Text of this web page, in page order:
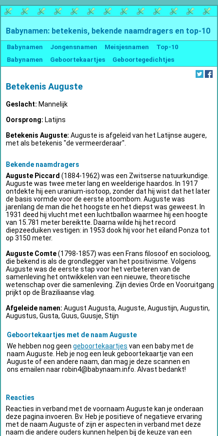
Babynamen: betekenis, bekende naamdragers en top-10
Babynamen Jongensnamen Meisjesnamen
Top-10
Babynamen
Geboortekaartjes Geboortegedichtjes
Betekenis Auguste
Geslacht: Mannelijk
Oorsprong: Latijns
Betekenis Auguste: Auguste is afgeleid van het Latijnse augere,
met als betekenis "de vermeerderaar".
Bekende naamdragers
Auguste Piccard (1884-1962) was een Zwitserse natuurkundige.
Auguste was twee meter lang en weelderige haardos. In 1917
ontdekte hij een uranium-isotoop, zonder dat hij wist dat het later
de basis vormde voor de eerste atoombom. Auguste was
jarenlang de man die het hoogste en het diepst was geweest. In
1931 deed hij vlucht met een luchtballon waarmee hij een hoogte
van 15.781 meter bereiktte. Daarna wilde hij het record
diepzeeduiken vestigen: in 1953 dook hij voor het eiland Ponza tot
op 3150 meter.
Auguste Comte(1798-1857) was een Frans filosoof en socioloog,
die bekend is als de grondlegger van het positivisme. Volgens
Auguste was de eerste stap voor het verbeteren van de
samenleving het ontwikkelen van een nieuwe, theoretische
wetenschap over die samenleving. Zijn devies Orde en Vooruitgang
prijkt op de Braziliaanse vlag.
Afgeleide namen: August Augusta, Auguste, Augustijn, Augustin,
Augustus, Gusta, Guus, Guusje, Stijn
Geboortekaartjes met de naam Auguste
We hebben nog geen geboortekaartjes van een baby met de
naam Auguste. Heb je nog een leuk geboortekaartje van een
Auguste of een andere naam, dan mag je deze scannen en
ons emailen naarrobin4@babynaam.info . Alvast bedankt!
Reacties
Reacties in verband met de voornaam Auguste kan je onderaan
deze pagina invoeren. Bv. Heb je positieve of negatieve ervaring
met de naam Auguste of zijn er aspecten in verband met deze
naam die andere ouders kunnen helpen bij de keuze van een